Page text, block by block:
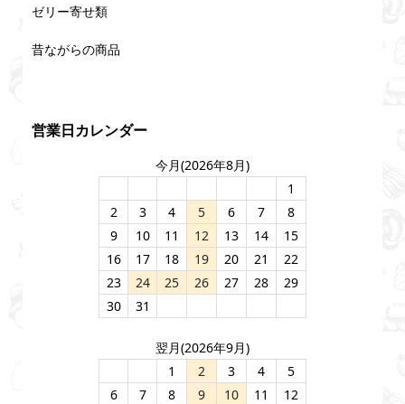
ゼリー寄せ類
昔ながらの商品
営業日カレンダー
今月(2026年8月)
1
2
3 4 5 6 7
8
9
10 11 12 13 14
15
16
17 18 19 20 21
22
23
24 25 26 27 28
29
30
31
翌月(2026年9月)
1
2 3 4
5
6
7 8 9 10 11
12